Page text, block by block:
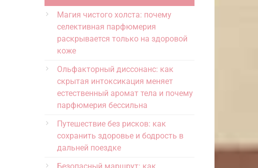
Магия чистого холста: почему
селективная парфюмерия
раскрывается только на здоровой
коже
Ольфакторный диссонанс: как
скрытая интоксикация меняет
естественный аромат тела и почему
парфюмерия бессильна
Путешествие без рисков: как
сохранить здоровье и бодрость в
дальней поездке